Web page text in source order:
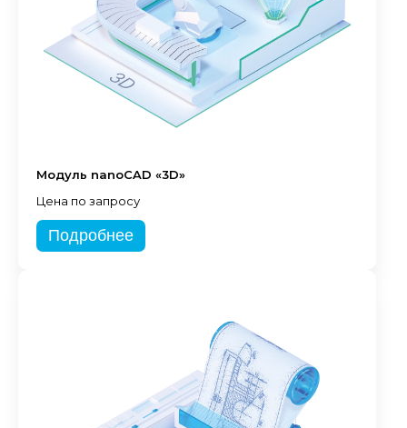
Модуль nanoCAD «3D»
Цена по запросу
Подробнее